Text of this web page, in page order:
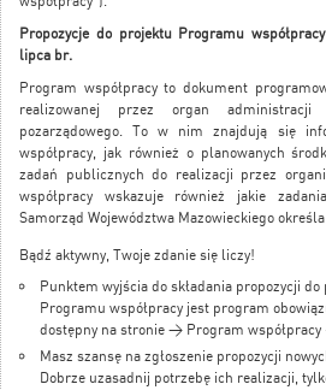
Propozycje do projektu Programu
lipca br.
Program współpracy to dokument
realizowanej przez organ administracji
pozarządowego. To w nim znajdują się
współpracy, jak również o planowanych
zadań publicznych do realizacji przez
współpracy wskazuje również jakie
Samorząd Województwa Mazowieckiego
Bądź aktywny, Twoje zdanie się liczy!
Punktem wyjścia do składania propozycji
Programu współpracy jest program
dostępny na stronie > Program
Masz szansę na zgłoszenie propozycji
Dobrze uzasadnij potrzebę ich realizacji,